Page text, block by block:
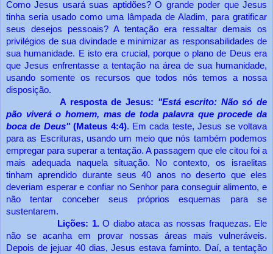
Como Jesus usará suas aptidões? O grande poder que Jesus
tinha seria usado como uma lâmpada de Aladim, para gratificar
seus desejos pessoais? A tentação era ressaltar demais os
privilégios de sua divindade e minimizar as responsabilidades de
sua humanidade. E isto era crucial, porque o plano de Deus era
que Jesus enfrentasse a tentação na área de sua humanidade,
usando somente os recursos que todos nós temos a nossa
disposição.
A resposta de Jesus: "Está escrito: Não só de
pão viverá o homem, mas de toda palavra que procede da
boca de Deus" (Mateus 4:4). Em cada teste, Jesus se voltava
para as Escrituras, usando um meio que nós também podemos
empregar para superar a tentação. A passagem que ele citou foi a
mais adequada naquela situação. No contexto, os israelitas
tinham aprendido durante seus 40 anos no deserto que eles
deveriam esperar e confiar no Senhor para conseguir alimento, e
não tentar conceber seus próprios esquemas para se
sustentarem.
Lições: 1.O diabo ataca as nossas fraquezas. Ele
não se acanha em provar nossas áreas mais vulneráveis.
Depois de jejuar 40 dias, Jesus estava faminto. Daí, a tentação